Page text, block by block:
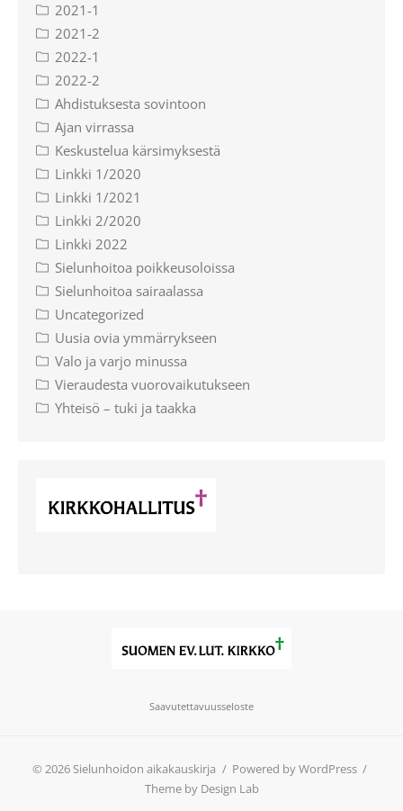
2021-1
2021-2
2022-1
2022-2
Ahdistuksesta sovintoon
Ajan virrassa
Keskustelua kärsimyksestä
Linkki 1/2020
Linkki 1/2021
Linkki 2/2020
Linkki 2022
Sielunhoitoa poikkeusoloissa
Sielunhoitoa sairaalassa
Uncategorized
Uusia ovia ymmärrykseen
Valo ja varjo minussa
Vieraudesta vuorovaikutukseen
Yhteisö – tuki ja taakka
Saavutettavuusseloste
© 2026 Sielunhoidon aikakauskirja / Powered by WordPress /
Theme by Design Lab